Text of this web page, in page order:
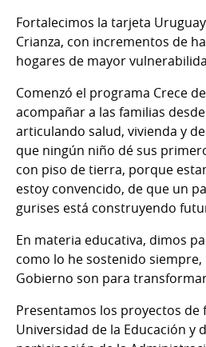
Fortalecimos la tarjeta
Crianza, con incrementos de
hogares de mayor
Comenzó el programa Crece
acompañar a las familias
articulando salud, vivienda y
que ningún niño dé sus
con piso de tierra, porque
estoy convencido, de que un
gurises está construyendo
En materia educativa, dimos
como lo he sostenido
Gobierno son para
Presentamos los proyectos de
Universidad de la Educación y